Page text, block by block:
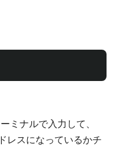
ミナルで入力して、
レスになっているかチ